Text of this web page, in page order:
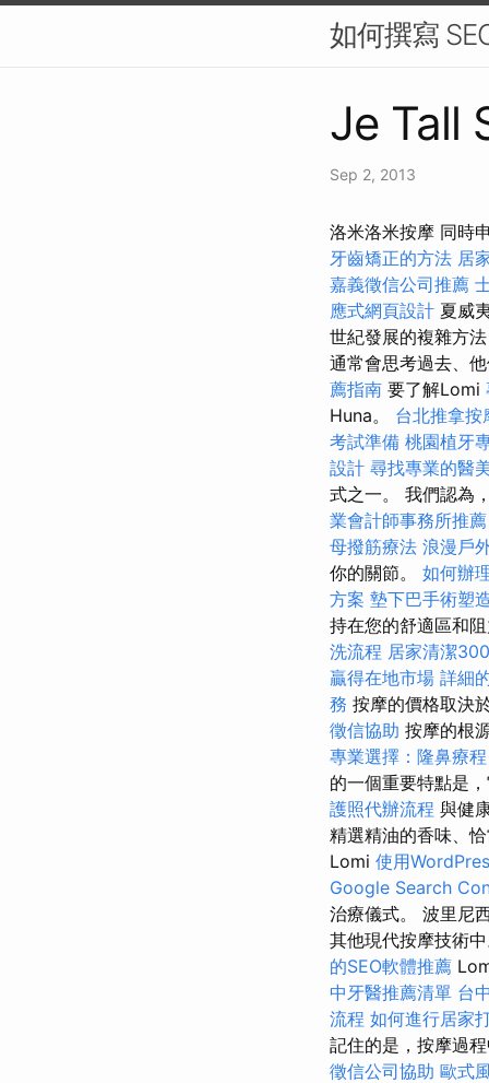
如何撰寫
Je Tall
Sep 2, 2013
洛米洛米按摩 同時
牙齒矯正的方法 居
嘉義徵信公司推薦
應式網頁設計 夏威
世紀發展的複雜方
通常會思考過去、
薦指南 要了解Lomi
Huna。 台北推拿按
考試準備 桃園植牙
設計 尋找專業的醫
式之一。 我們認為
業會計師事務所推薦
母撥筋療法 浪漫戶
你的關節。 如何辦
方案 墊下巴手術塑
持在您的舒適區和
洗流程 居家清潔
贏得在地市場 詳細
務 按摩的價格取決
徵信協助 按摩的根
專業選擇：隆鼻療程
的一個重要特點是
護照代辦流程 與健
精選精油的香味、
Lomi 使用
Google Search
治療儀式。 波里尼
其他現代按摩技術中
的SEO軟體推薦
中牙醫推薦清單 台
流程 如何進行居家
記住的是，按摩過
徵信公司協助 歐式